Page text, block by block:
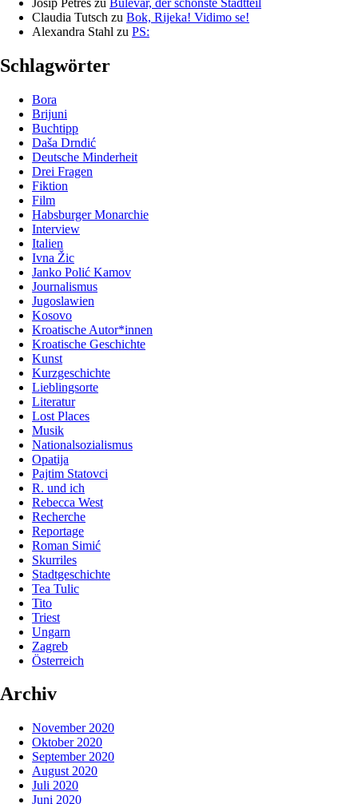
Claudia Tutsch zu Bok, Rijeka! Vidimo se!
Alexandra Stahl zu PS:
Schlagwörter
Bora
Brijuni
Buchtipp
Daša Drndić
Deutsche Minderheit
Drei Fragen
Fiktion
Film
Habsburger Monarchie
Interview
Italien
Ivna Žic
Janko Polić Kamov
Journalismus
Jugoslawien
Kosovo
Kroatische Autor*innen
Kroatische Geschichte
Kunst
Kurzgeschichte
Lieblingsorte
Literatur
Lost Places
Musik
Nationalsozialismus
Opatija
Pajtim Statovci
R. und ich
Rebecca West
Recherche
Reportage
Roman Simić
Skurriles
Stadtgeschichte
Tea Tulic
Tito
Triest
Ungarn
Zagreb
Österreich
Archiv
November 2020
Oktober 2020
September 2020
August 2020
Juli 2020
Juni 2020